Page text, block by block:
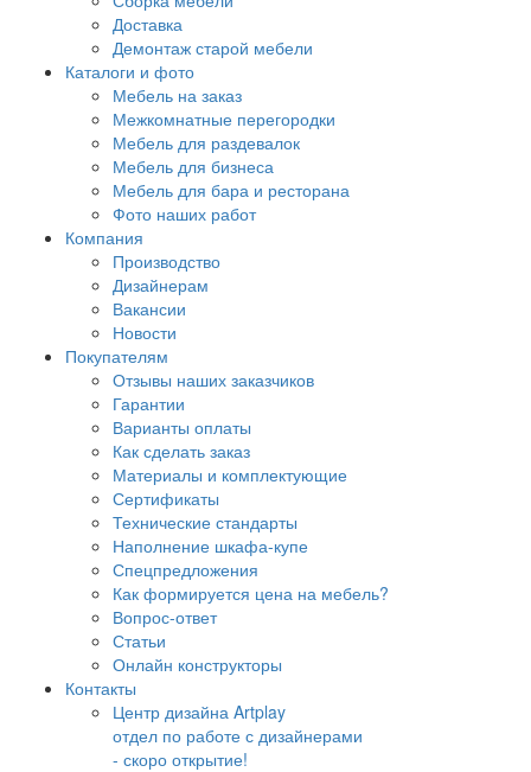
Доставка
Демонтаж старой мебели
Каталоги и фото
Мебель на заказ
Межкомнатные перегородки
Мебель для раздевалок
Мебель для бизнеса
Мебель для бара и ресторана
Фото наших работ
Компания
Производство
Дизайнерам
Вакансии
Новости
Покупателям
Отзывы наших заказчиков
Гарантии
Варианты оплаты
Как сделать заказ
Материалы и комплектующие
Сертификаты
Технические стандарты
Наполнение шкафа-купе
Спецпредложения
Как формируется цена на мебель?
Вопрос-ответ
Статьи
Онлайн конструкторы
Контакты
Центр дизайна Artplay
отдел по работе с дизайнерами
- скоро открытие!